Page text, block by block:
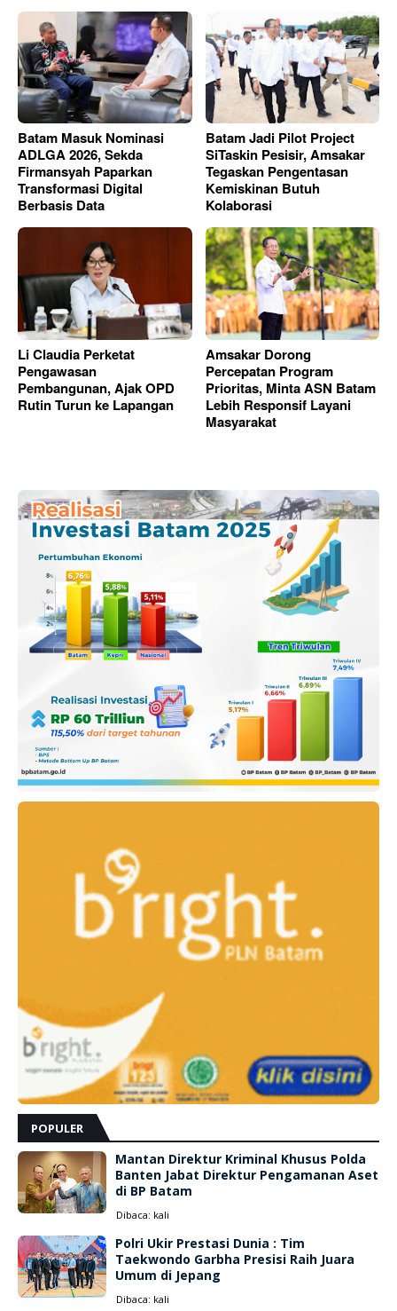
Batam Masuk Nominasi
ADLGA 2026, Sekda
Firmansyah Paparkan
Transformasi Digital
Berbasis Data
Batam Jadi Pilot Project
SiTaskin Pesisir, Amsakar
Tegaskan Pengentasan
Kemiskinan Butuh
Kolaborasi
Li Claudia Perketat
Pengawasan
Pembangunan, Ajak OPD
Rutin Turun ke Lapangan
Amsakar Dorong
Percepatan Program
Prioritas, Minta ASN Batam
Lebih Responsif Layani
Masyarakat
POPULER
Mantan Direktur Kriminal Khusus Polda
Banten Jabat Direktur Pengamanan Aset
di BP Batam
Dibaca: kali
Polri Ukir Prestasi Dunia : Tim
Taekwondo Garbha Presisi Raih Juara
Umum di Jepang
Dibaca: kali